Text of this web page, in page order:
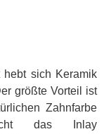
hebt sich Keramik
größte Vorteil ist
Zahnfarbe
das Inlay